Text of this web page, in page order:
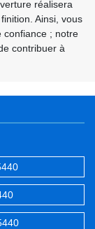
réalisera
Ainsi, vous
confiance ; notre
contribuer à